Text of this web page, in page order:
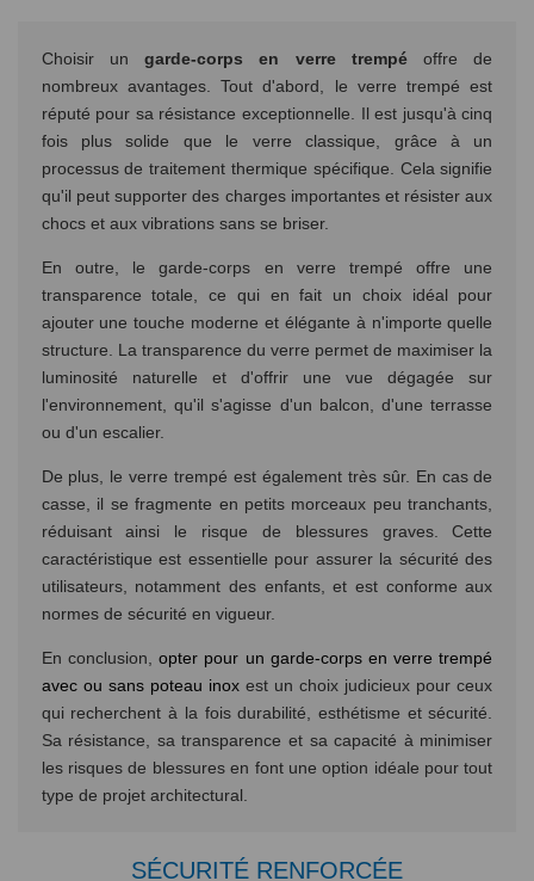
Choisir ungarde-corps en verre trempéoffre de
nombreux avantages. Tout d'abord, le verre trempé est
réputé pour sa résistance exceptionnelle. Il est jusqu'à cinq
fois plus solide que le verre classique, grâce à un
processus de traitement thermique spécifique. Cela signifie
qu'il peut supporter des charges importantes et résister aux
chocs et aux vibrations sans se briser.
En outre, le garde-corps en verre trempé offre une
transparence totale, ce qui en fait un choix idéal pour
ajouter une touche moderne et élégante à n'importe quelle
structure. La transparence du verre permet de maximiser la
luminosité naturelle et d'offrir une vue dégagée sur
l'environnement, qu'il s'agisse d'un balcon, d'une terrasse
ou d'un escalier.
De plus, le verre trempé est également très sûr. En cas de
casse, il se fragmente en petits morceaux peu tranchants,
réduisant ainsi le risque de blessures graves. Cette
caractéristique est essentielle pour assurer la sécurité des
utilisateurs, notamment des enfants, et est conforme aux
normes de sécurité en vigueur.
En conclusion,opter pour un garde-corps en verre trempé
avec ou sans poteau inoxest un choix judicieux pour ceux
qui recherchent à la fois durabilité, esthétisme et sécurité.
Sa résistance, sa transparence et sa capacité à minimiser
les risques de blessures en font une option idéale pour tout
type de projet architectural.
SÉCURITÉ RENFORCÉE